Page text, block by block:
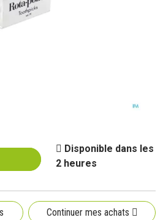
Disponible dans les
2 heures
Continuer mes achats